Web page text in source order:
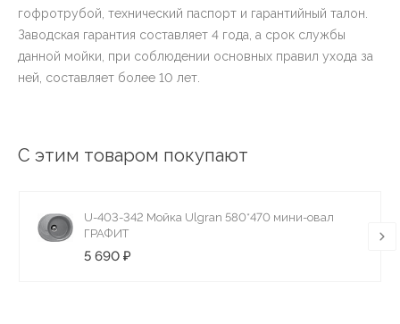
гофротрубой, технический паспорт и гарантийный талон.
Заводская гарантия составляет 4 года, а срок службы
данной мойки, при соблюдении основных правил ухода за
ней, составляет более 10 лет.
С этим товаром покупают
U-403-342 Мойка Ulgran 580*470 мини-овал
ГРАФИТ
5 690 ₽